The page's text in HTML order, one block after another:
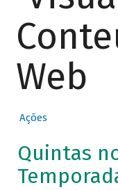
Web
Ações
Quintas